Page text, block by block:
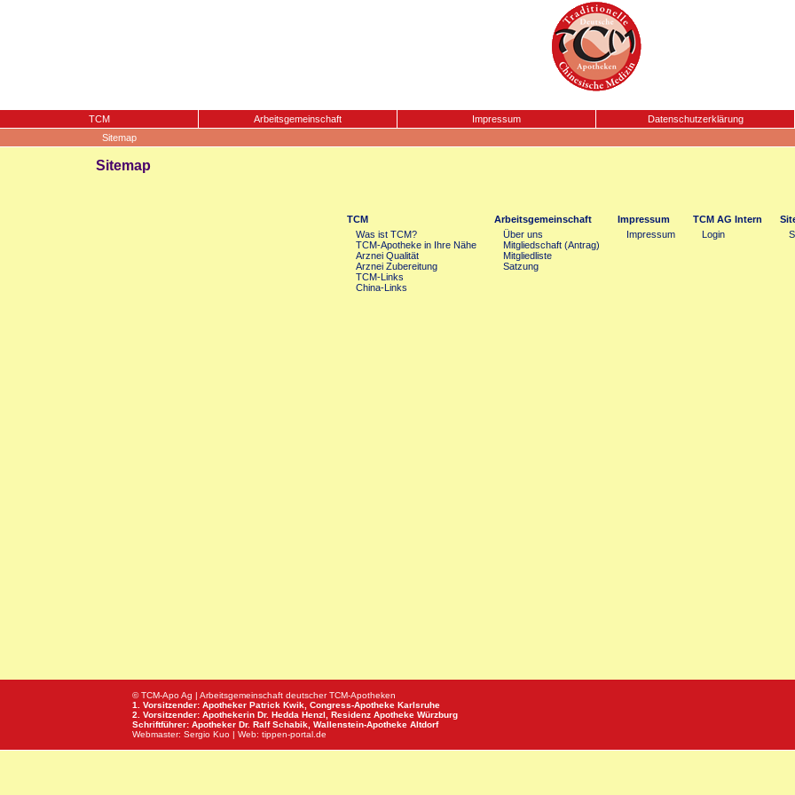
TCM Arbeitsgemeinschaft Impressum Datenschutzerklärung
Sitemap
Sitemap
TCM
Was ist TCM?
TCM-Apotheke in Ihre Nähe
Arznei Qualität
Arznei Zubereitung
TCM-Links
China-Links
Arbeitsgemeinschaft
Über uns
Mitgliedschaft (Antrag)
Mitgliedliste
Satzung
Impressum
Impressum
TCM AG Intern
Login
© TCM-Apo Ag | Arbeitsgemeinschaft deutscher TCM-Apotheken
1. Vorsitzender: Apotheker Patrick Kwik, Congress-Apotheke Karlsruhe
2. Vorsitzender: Apothekerin Dr. Hedda Henzl, Residenz Apotheke Würzburg
Schriftführer: Apotheker Dr. Ralf Schabik, Wallenstein-Apotheke Altdorf
Webmaster: Sergio Kuo | Web: tippen-portal.de